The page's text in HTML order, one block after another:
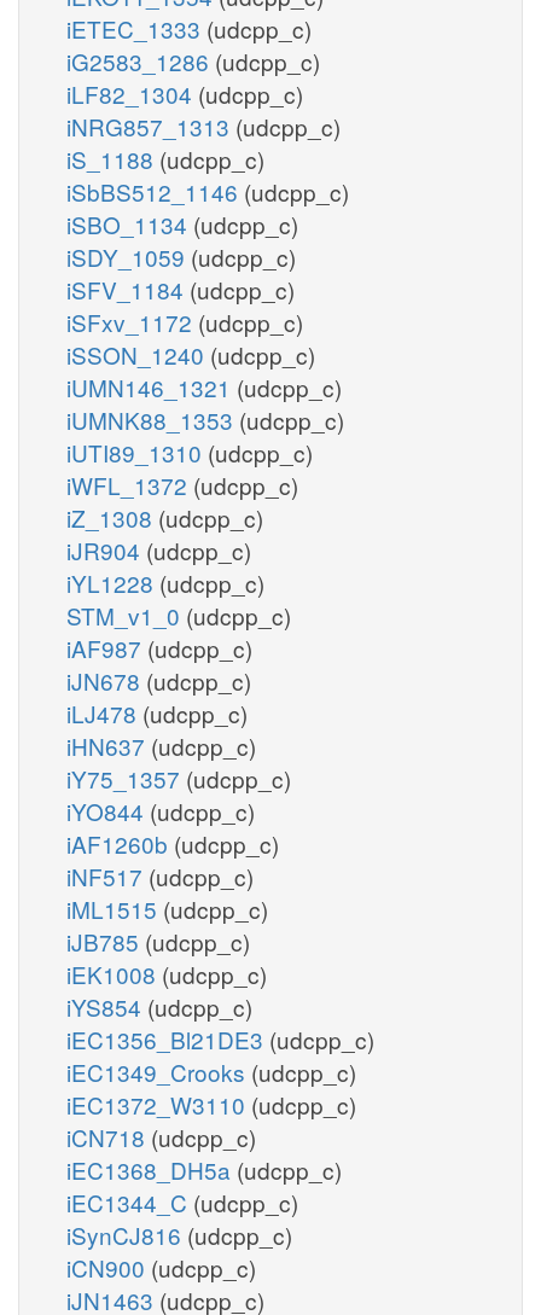
iETEC_1333 (udcpp_c)
iG2583_1286 (udcpp_c)
iLF82_1304 (udcpp_c)
iNRG857_1313 (udcpp_c)
iS_1188 (udcpp_c)
iSbBS512_1146 (udcpp_c)
iSBO_1134 (udcpp_c)
iSDY_1059 (udcpp_c)
iSFV_1184 (udcpp_c)
iSFxv_1172 (udcpp_c)
iSSON_1240 (udcpp_c)
iUMN146_1321 (udcpp_c)
iUMNK88_1353 (udcpp_c)
iUTI89_1310 (udcpp_c)
iWFL_1372 (udcpp_c)
iZ_1308 (udcpp_c)
iJR904 (udcpp_c)
iYL1228 (udcpp_c)
STM_v1_0 (udcpp_c)
iAF987 (udcpp_c)
iJN678 (udcpp_c)
iLJ478 (udcpp_c)
iHN637 (udcpp_c)
iY75_1357 (udcpp_c)
iYO844 (udcpp_c)
iAF1260b (udcpp_c)
iNF517 (udcpp_c)
iML1515 (udcpp_c)
iJB785 (udcpp_c)
iEK1008 (udcpp_c)
iYS854 (udcpp_c)
iEC1356_Bl21DE3 (udcpp_c)
iEC1349_Crooks (udcpp_c)
iEC1372_W3110 (udcpp_c)
iCN718 (udcpp_c)
iEC1368_DH5a (udcpp_c)
iEC1344_C (udcpp_c)
iSynCJ816 (udcpp_c)
iCN900 (udcpp_c)
iJN1463 (udcpp_c)